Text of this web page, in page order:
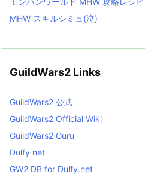
MHW スキルシミュ(泣)
GuildWars2 Links
GuildWars2 公式
GuildWars2 Official Wiki
GuildWars2 Guru
Dulfy net
GW2 DB for Dulfy.net